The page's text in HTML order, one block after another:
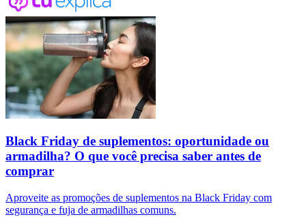
Black Friday de suplementos: oportunidade ou
armadilha? O que você precisa saber antes de
comprar
Aproveite as promoções de suplementos na Black Friday com
segurança e fuja de armadilhas comuns.